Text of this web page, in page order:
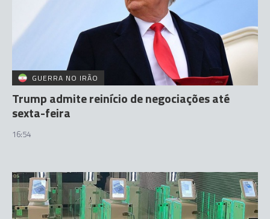
GUERRA NO IRÃO
Trump admite reinício de negociações até
sexta-feira
16:54